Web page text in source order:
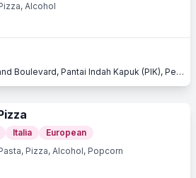
Alcohol
Urban Farm, Jl. Golf Island Boulevard, Pantai Indah Kapuk (PIK), Penjaringan, Jakarta Utara, Jakarta
Italia
European
Pizza, Alcohol, Popcorn